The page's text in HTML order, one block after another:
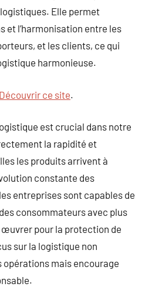
Elle permet
et l’harmonisation entre les
et les clients, ce qui
harmonieuse.
Découvrir ce site.
est crucial dans notre
la rapidité et
les produits arrivent à
constante des
entreprises sont capables de
consommateurs avec plus
œuvrer pour la protection de
sur la logistique non
mais encourage